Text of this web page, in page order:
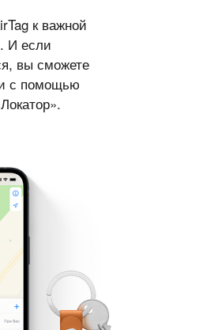
к важной
И если
вы сможете
с помощью